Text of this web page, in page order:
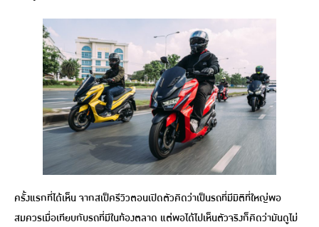
ครั้งแรกที่ได้เห็น จากสเป็ครีวิวตอนเปิดตัวคิดว่าเป็นรถที่มีมิติที่ใหญ่พอ
สมควรเมื่อเทียบกับรถที่มีในท้องตลาด แต่พอได้ไปเห็นตัวจริงก็คิดว่ามันดูไม่